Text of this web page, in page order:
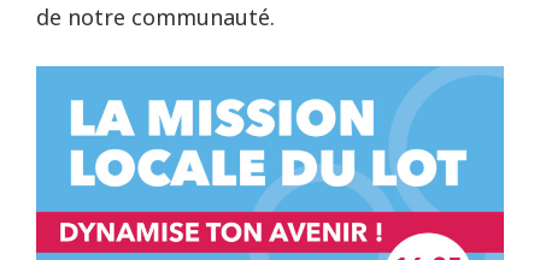
de notre communauté.